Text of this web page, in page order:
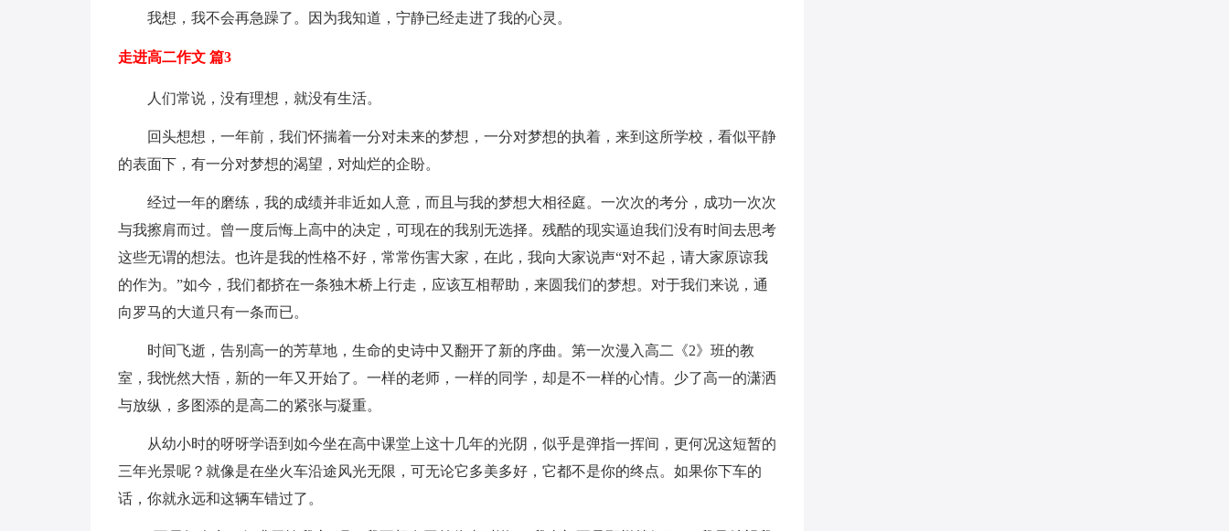
我想，我不会再急躁了。因为我知道，宁静已经走进了我的心灵。
走进高二作文 篇3
人们常说，没有理想，就没有生活。
回头想想，一年前，我们怀揣着一分对未来的梦想，一分对梦想的执着，来到这所学校，看似平静
的表面下，有一分对梦想的渴望，对灿烂的企盼。
经过一年的磨练，我的成绩并非近如人意，而且与我的梦想大相径庭。一次次的考分，成功一次次
与我擦肩而过。曾一度后悔上高中的决定，可现在的我别无选择。残酷的现实逼迫我们没有时间去思考
这些无谓的想法。也许是我的性格不好，常常伤害大家，在此，我向大家说声“对不起，请大家原谅我
的作为。”如今，我们都挤在一条独木桥上行走，应该互相帮助，来圆我们的梦想。对于我们来说，通
向罗马的大道只有一条而已。
时间飞逝，告别高一的芳草地，生命的史诗中又翻开了新的序曲。第一次漫入高二《2》班的教
室，我恍然大悟，新的一年又开始了。一样的老师，一样的同学，却是不一样的心情。少了高一的潇洒
与放纵，多图添的是高二的紧张与凝重。
从幼小时的呀呀学语到如今坐在高中课堂上这十几年的光阴，似乎是弹指一挥间，更何况这短暂的
三年光景呢？就像是在坐火车沿途风光无限，可无论它多美多好，它都不是你的终点。如果你下车的
话，你就永远和这辆车错过了。